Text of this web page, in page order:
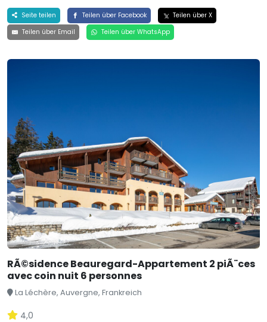
Seite teilen Teilen über Facebook
Teilen über X
Teilen über Email
Teilen über WhatsApp
RÃ©sidence Beauregard-Appartement 2 piÃ¨ces
avec coin nuit 6 personnes
La Léchère, Auvergne, Frankreich
4,0